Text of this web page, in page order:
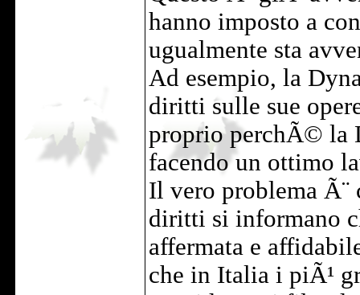
hanno imposto a
ugualmente sta
Ad esempio, la
diritti sulle sue
proprio perchÃ© la
facendo un ottimo
Il vero problema Ã¨
diritti si informano
affermata e
che in Italia i piÃ¹